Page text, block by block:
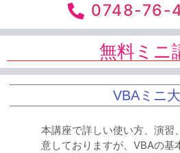
0748-76-
無料ミニ
VBAミニ
本講座で詳しい使い方、演習
意しておりますが、VBAの基